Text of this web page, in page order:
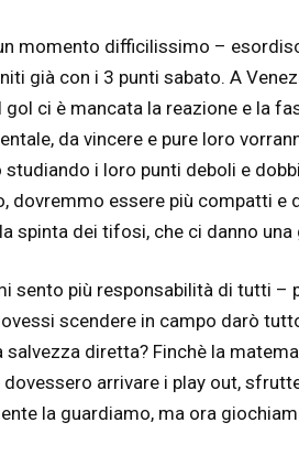
un momento difficilissimo –
già con i 3 punti sabato. A
ci è mancata la reazione e la
da vincere e pure loro
studiando i loro punti deboli e
dovremmo essere più compatti e
spinta dei tifosi, che ci danno una
sento più responsabilità di tutti –
scendere in campo darò
salvezza diretta? Finchè la
dovessero arrivare i play out,
la guardiamo, ma ora